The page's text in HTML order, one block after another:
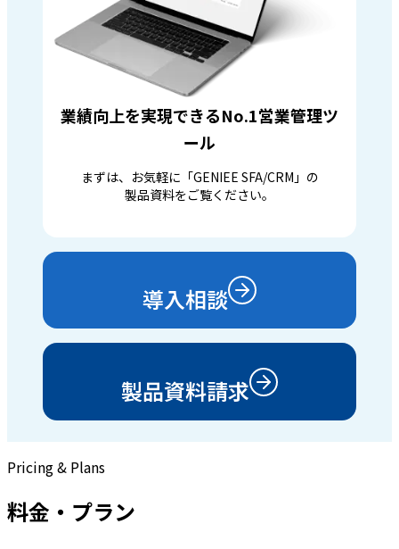
業績向上を実現できるNo.1営業管理ツ
ール
まずは、お気軽に「GENIEE SFA/CRM」の
製品資料をご覧ください。
導入相談
製品資料請求
Pricing & Plans
料金・プラン